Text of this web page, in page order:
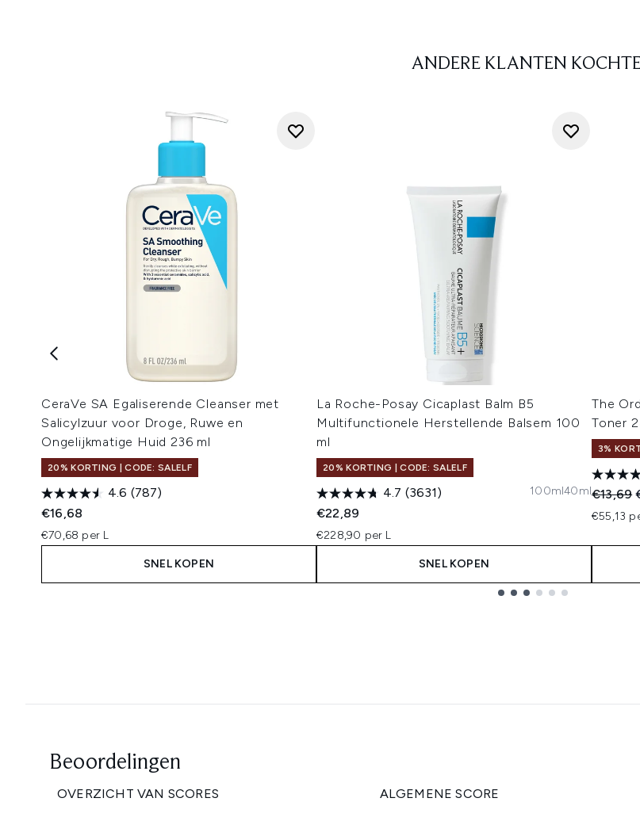
ANDERE KLANTEN
CeraVe SA Egaliserende Cleanser met
Salicylzuur voor Droge, Ruwe en
Ongelijkmatige Huid 236 ml
20% KORTING | CODE: SALELF
4.6 (787)
€16,68
€70,68 per L
SNEL KOPEN
La Roche-Posay Cicaplast Balm B5
Multifunctionele Herstellende Balsem 100
ml
20% KORTING | CODE: SALELF
4.7 (3631)
€22,89
€228,90 per L
100ml40ml
SNEL KOPEN
The
Toner
3%
€13,69
€55,13